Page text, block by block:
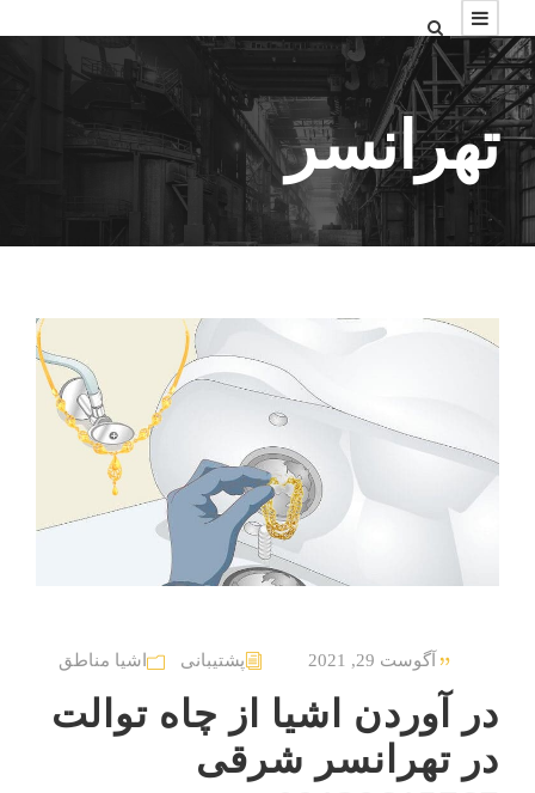
تهرانسر
آگوست 29, 2021 پشتیبانی اشیا مناطق
در آوردن اشیا از چاه توالت
در تهرانسر شرقی